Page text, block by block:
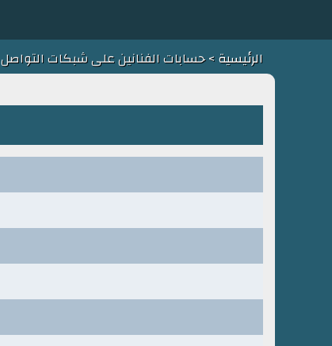
الرئيسية> حسابات الفنانين على شبكات التواصل